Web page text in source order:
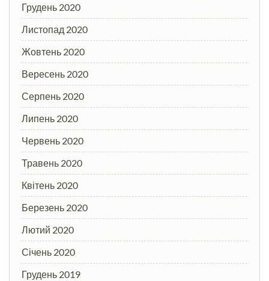
Грудень 2020
Листопад 2020
Жовтень 2020
Вересень 2020
Серпень 2020
Липень 2020
Червень 2020
Травень 2020
Квітень 2020
Березень 2020
Лютий 2020
Січень 2020
Грудень 2019